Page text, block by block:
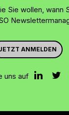
Sie wollen, wann
ANMELDEN
uns auf